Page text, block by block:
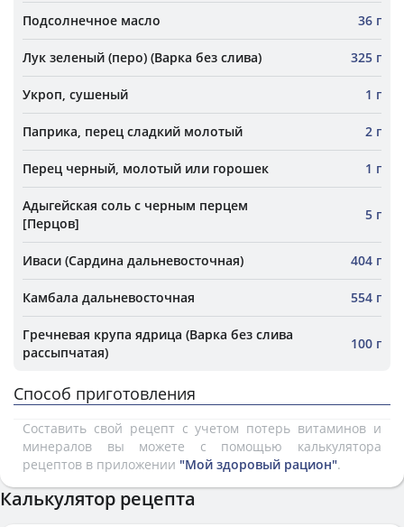
Подсолнечное масло 36 г
Лук зеленый (перо) (Варка без слива) 325 г
Укроп, сушеный 1 г
Паприка, перец сладкий молотый 2 г
Перец черный, молотый или горошек 1 г
Адыгейская соль с черным перцем
[Перцов]
5 г
Иваси (Сардина дальневосточная) 404 г
Камбала дальневосточная 554 г
Гречневая крупа ядрица (Варка без слива
рассыпчатая)
100 г
Способ приготовления
Составить свой рецепт с учетом потерь витаминов и
минералов вы можете с помощью калькулятора
рецептов в приложении "Мой здоровый рацион".
Калькулятор рецепта